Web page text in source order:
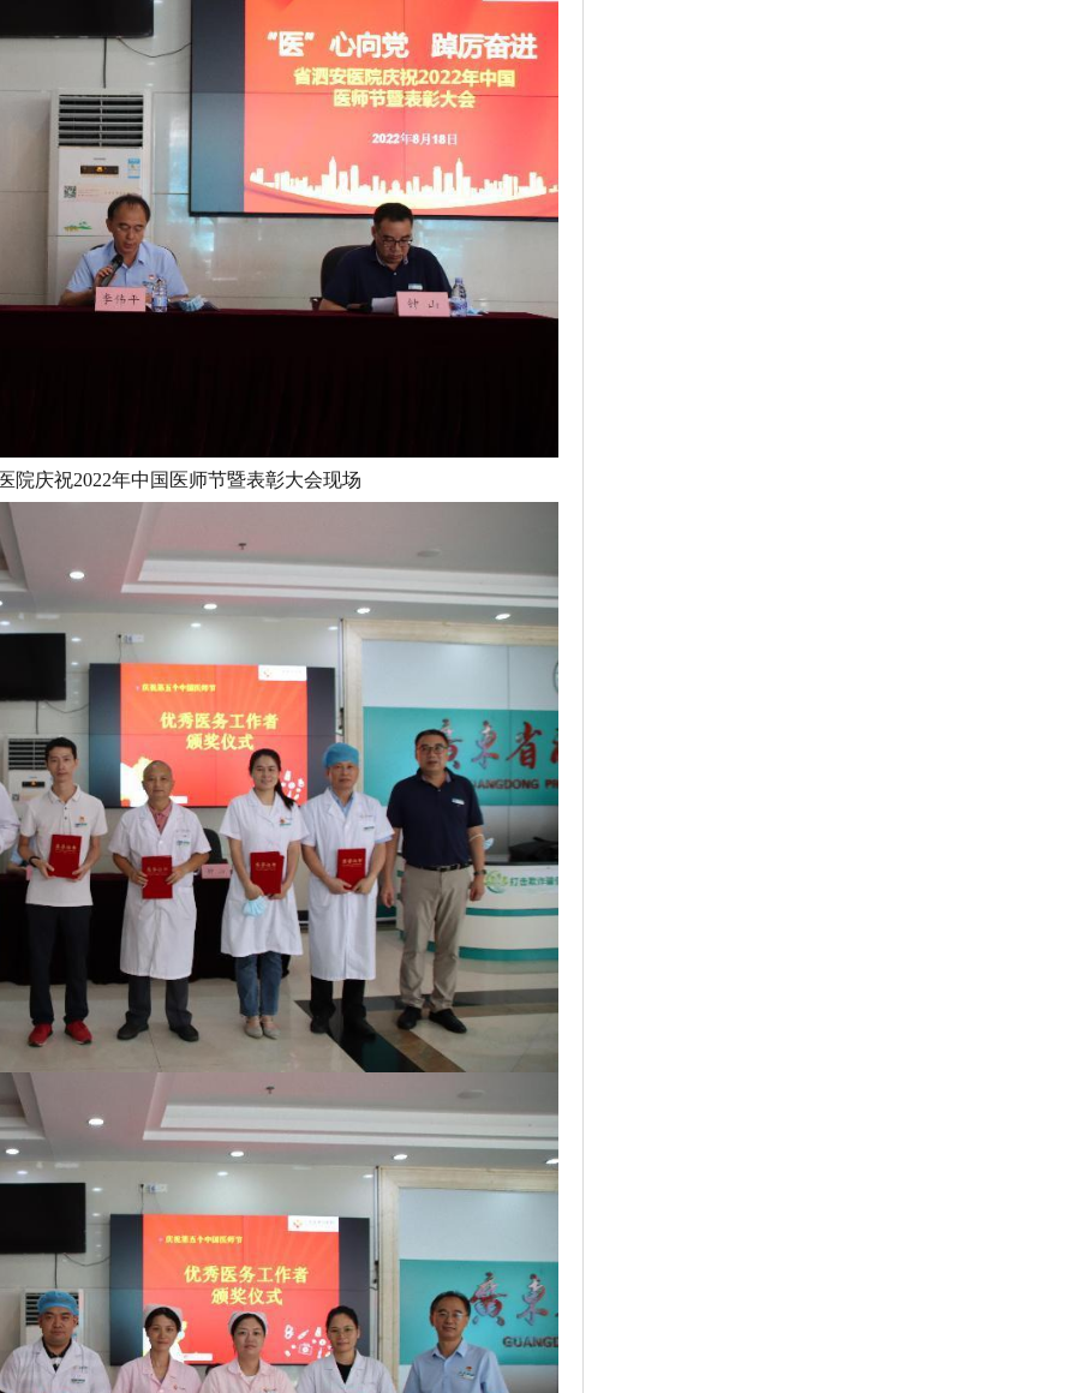
院庆祝2022年中国医师节暨表彰大会现场